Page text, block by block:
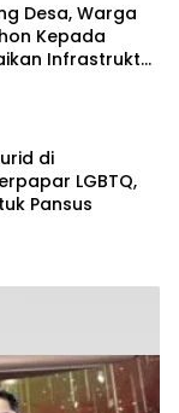
Desa, Warga
Kepada
Infrastruktur
di
LGBTQ,
Pansus